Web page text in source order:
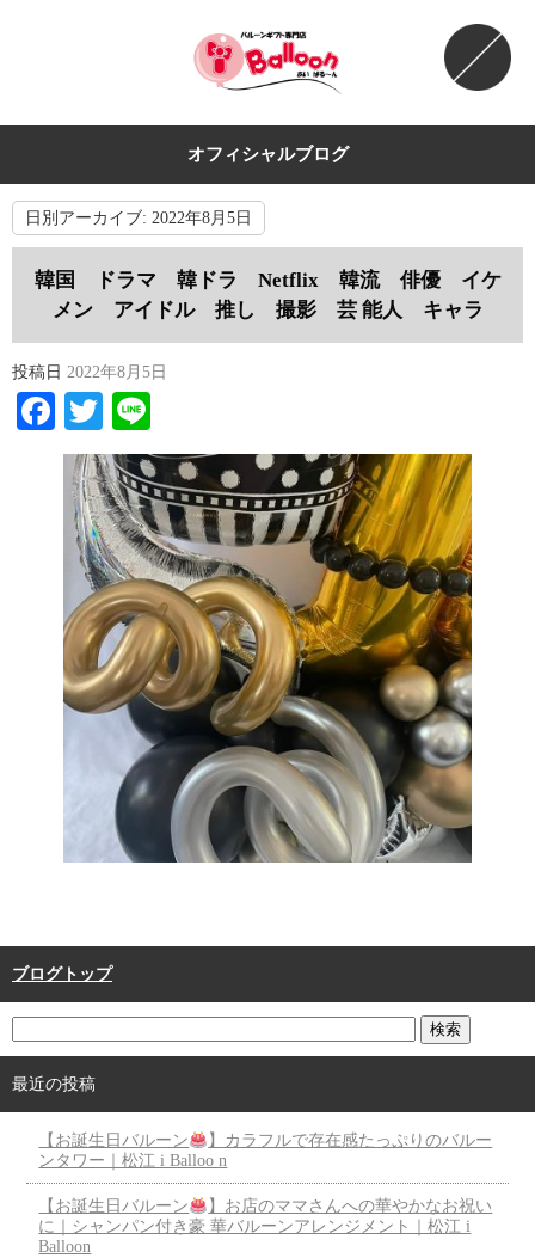
オフィシャルブログ
日別アーカイブ: 2022年8月5日
韓国 ドラマ 韓ドラ Netflix 韓流 俳優 イケ
メン アイドル 推し 撮影 芸 能人 キャラ
投稿日 2022年8月5日
Facebook
Twitter
ブログトップ
最近の投稿
【お誕生日バルーン
】カラフルで存在感たっぷりのバルー
ンタワー｜松江 i Balloo n
【お誕生日バルーン
】お店のママさんへの華やかなお祝い
に｜シャンパン付き豪 華バルーンアレンジメント｜松江 i
Balloon